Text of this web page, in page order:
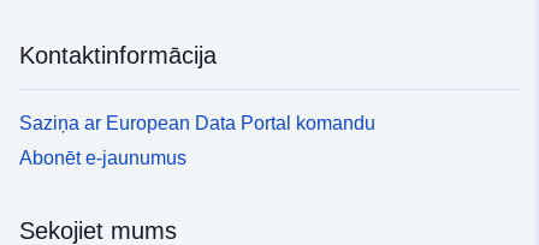
Kontaktinformācija
Saziņa ar European Data Portal komandu
Abonēt e-jaunumus
Sekojiet mums